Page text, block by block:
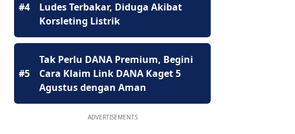
#4
Ludes Terbakar, Diduga Akibat
Korsleting Listrik
#5
Tak Perlu DANA Premium, Begini
Cara Klaim Link DANA Kaget 5
Agustus dengan Aman
ADVERTISEMENTS